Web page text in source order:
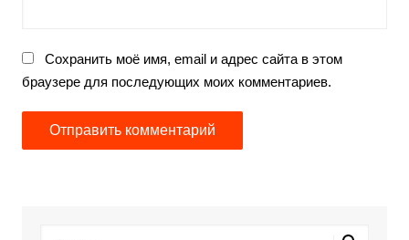
Сохранить моё имя, email и адрес сайта в этом
браузере для последующих моих комментариев.